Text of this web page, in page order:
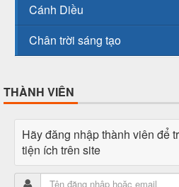
Cánh Diều
Chân trời sáng tạo
THÀNH VIÊN
Hãy đăng nhập thành viên để
tiện ích trên site